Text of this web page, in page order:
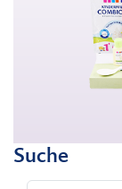
Suche